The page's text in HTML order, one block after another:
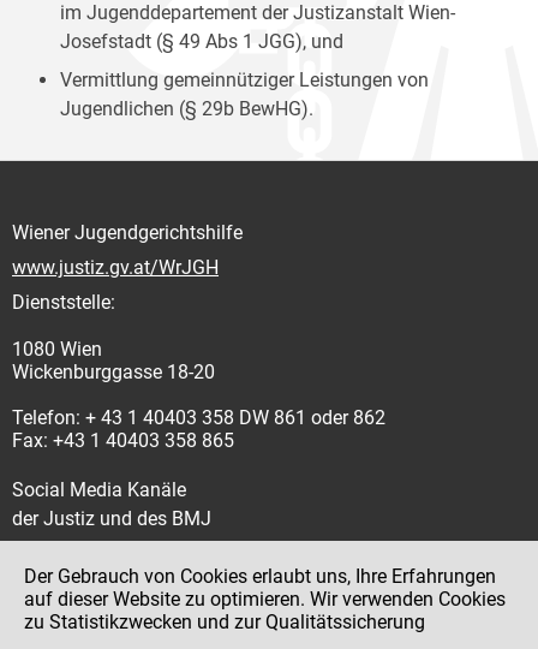
im Jugenddepartement der Justizanstalt Wien-
Josefstadt (§ 49 Abs 1 JGG), und
Vermittlung gemeinnütziger Leistungen von
Jugendlichen (§ 29b BewHG).
Wiener Jugendgerichtshilfe
www.justiz.gv.at/WrJGH
Dienststelle:
1080 Wien
Wickenburggasse 18-20
Telefon: + 43 1 40403 358 DW 861 oder 862
Fax: +43 1 40403 358 865
Social Media Kanäle
der Justiz und des BMJ
Impressum
Der Gebrauch von Cookies erlaubt uns, Ihre Erfahrungen
auf dieser Website zu optimieren. Wir verwenden Cookies
zu Statistikzwecken und zur Qualitätssicherung